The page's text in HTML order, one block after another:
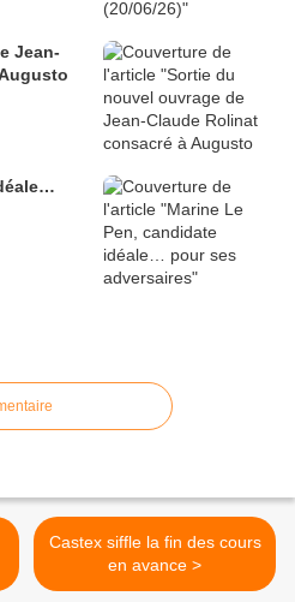
Jean-
Castex siffle la fin des cours
en avance >